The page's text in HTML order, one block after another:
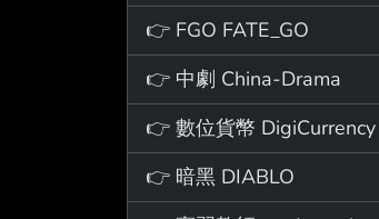
👉 FGO FATE_GO
👉 中劇 China-Drama
👉 數位貨幣 DigiCurrency
👉 暗黑 DIABLO